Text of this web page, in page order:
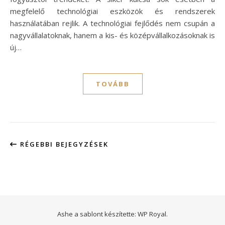
megfelelő technológiai eszközök és rendszerek
használatában rejlik. A technológiai fejlődés nem csupán a
nagyvállalatoknak, hanem a kis- és középvállalkozásoknak is
új…
TOVÁBB
RÉGEBBI BEJEGYZÉSEK
Ashe a sablont készítette: WP Royal.